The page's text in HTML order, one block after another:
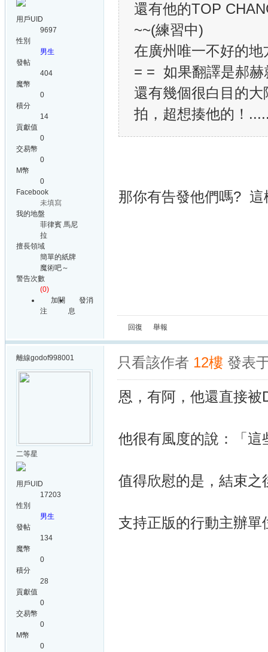
用戶UID
9697
性別
男生
發帖
404
魔幣
0
積分
14
貢獻值
0
交易幣
0
M幣
0
Facebook
未填寫
我的地盤
菲律賓 馬尼
拉
擅長領域
簡單的紙牌
魔術吧～
警告次數
(0)
加關
注
發消
息
還有他的TOP
~~(練習中)
在廣州唯一不好的
= = 如果翻譯是郝赫
還有幾個很白目的
拍，超想揍他的！
那你有告發他們嗎? 這
回復 舉報
離線godof998001
二等星
用戶UID
17203
性別
男生
發帖
134
魔幣
0
積分
28
貢獻值
0
交易幣
0
M幣
0
只看該作者 12樓 發表
恩，有阿，他還直接
他很有風度的說：「
值得欣慰的是，結束
支持正版的行動主辦單